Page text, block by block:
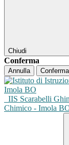
Chiudi
Conferma
Annulla Conferma
IIS Scarabelli
Chimico - Imola